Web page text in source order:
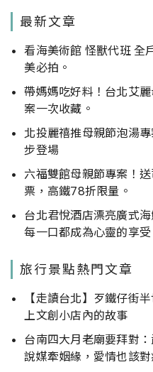
最新文章
看海美術館 怪獸代班 全
美必拍。
帶媽媽吃好料！台北艾
案一次收藏。
北投麗禧推母親節泡湯
步登場
六福雙館母親節專案！
票，高鐵78折限量。
台北君悅酒店漂亮廣式
每一口都成為心靈的享受
旅行景點熱門文章
【走讀台北】歹鐵仔街
上文創小店內的故事
台南四大月老廟要拜對
說媒牽姻緣，愛情也該